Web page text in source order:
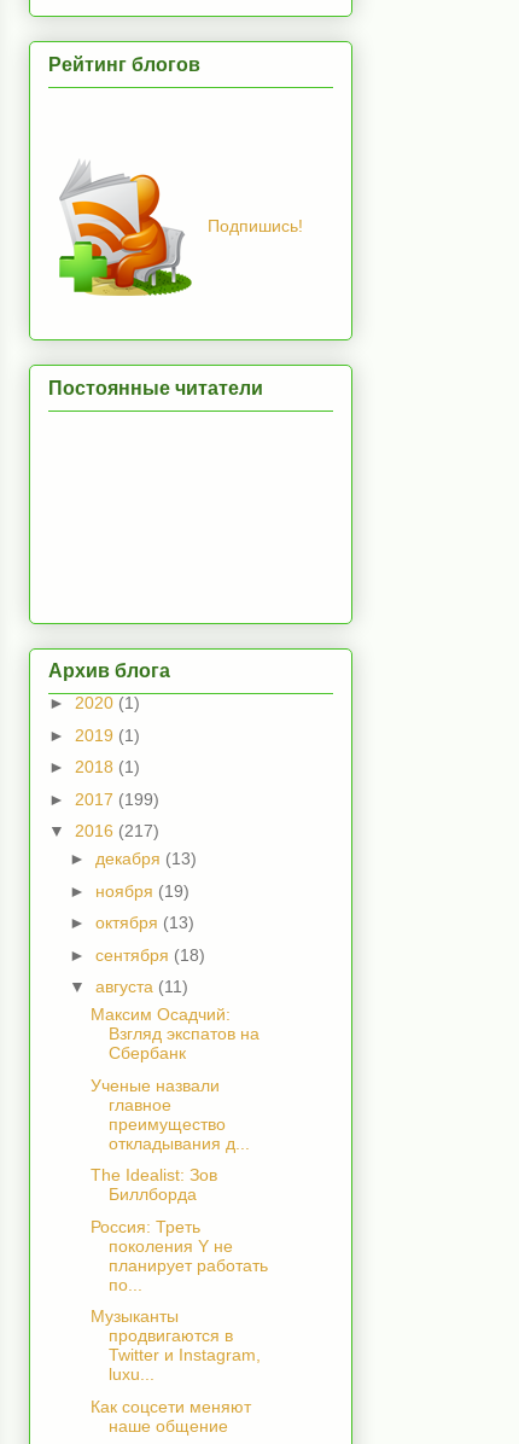
Рейтинг блогов
Подпишись!
Постоянные читатели
Архив блога
► 2020 (1)
► 2019 (1)
► 2018 (1)
► 2017 (199)
▼ 2016 (217)
► декабря (13)
► ноября (19)
► октября (13)
► сентября (18)
▼ августа (11)
Максим Осадчий:
Взгляд экспатов на
Сбербанк
Ученые назвали
главное
преимущество
откладывания д...
The Idealist: Зов
Биллборда
Россия: Треть
поколения Y не
планирует работать
по...
Музыканты
продвигаются в
Twitter и Instagram,
luxu...
Как соцсети меняют
наше общение